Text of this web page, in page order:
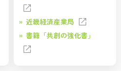
近畿経済産業局
書籍「共創の強化書」